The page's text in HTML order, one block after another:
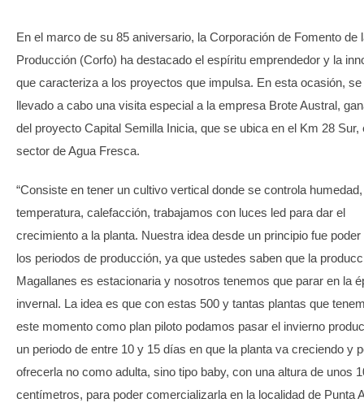
En el marco de su 85 aniversario, la Corporación de Fomento de
Producción (Corfo) ha destacado el espíritu emprendedor y la
que caracteriza a los proyectos que impulsa. En esta ocasión, se
llevado a cabo una visita especial a la empresa Brote Austral,
del proyecto Capital Semilla Inicia, que se ubica en el Km 28 Sur,
sector de Agua Fresca.
“Consiste en tener un cultivo vertical donde se controla humedad,
temperatura, calefacción, trabajamos con luces led para dar el
crecimiento a la planta. Nuestra idea desde un principio fue poder
los periodos de producción, ya que ustedes saben que la
Magallanes es estacionaria y nosotros tenemos que parar en la
invernal. La idea es que con estas 500 y tantas plantas que
este momento como plan piloto podamos pasar el invierno
un periodo de entre 10 y 15 días en que la planta va creciendo y
ofrecerla no como adulta, sino tipo baby, con una altura de unos
centímetros, para poder comercializarla en la localidad de Punta